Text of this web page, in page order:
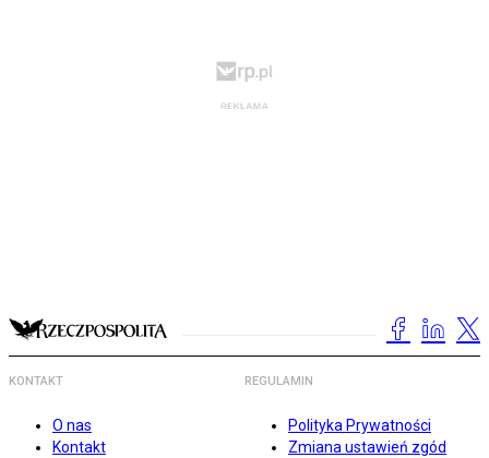
KONTAKT
O nas
Kontakt
REGULAMIN
Polityka Prywatności
Zmiana ustawień zgód